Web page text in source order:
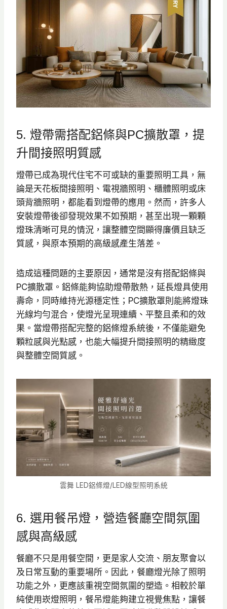
5. 燈帶需搭配鋁條與PC擴散罩，提
升間接照明質感
燈帶已成為現代住宅不可或缺的重要照明工具，無
論是天花板間接照明、電視牆照明、櫃體照明或床
頭背牆照明，都能看到燈帶的應用。然而，許多人
安裝燈帶後卻發現效果不如預期，甚至出現一顆顆
燈珠清晰可見的情況，讓整體空間顯得廉價且缺乏
質感，與原本預期的高級感產生落差。
造成這種問題的主要原因，通常是沒有搭配鋁條與
PC擴散罩。鋁條能夠協助燈帶散熱，延長燈具使用
壽命，同時維持光源穩定性；PC擴散罩則能將燈珠
光線均勻混合，使燈光呈現連續、平整且柔和的效
果。當燈帶搭配完整的鋁條燈系統後，不僅能避免
顆粒感與光點感，也能大幅提升間接照明的精緻度
與整體空間質感。
雲舞 LED鋁條燈/LED線型照明系統
6. 選用餐吊燈，營造餐廳空間氛圍
感與高級感
餐廳不只是用餐空間，更是家人交流、朋友聚會以
及日常互動的重要場所。因此，餐廳燈光除了照明
功能之外，更應該重視空間氛圍的塑造。相較於單
純使用崁燈照明，餐吊燈能夠建立視覺焦點，讓餐